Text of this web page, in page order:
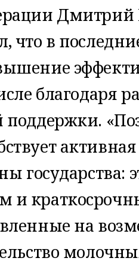
Дмитрий
что в
благодаря
поддержки.
государства:
и
на